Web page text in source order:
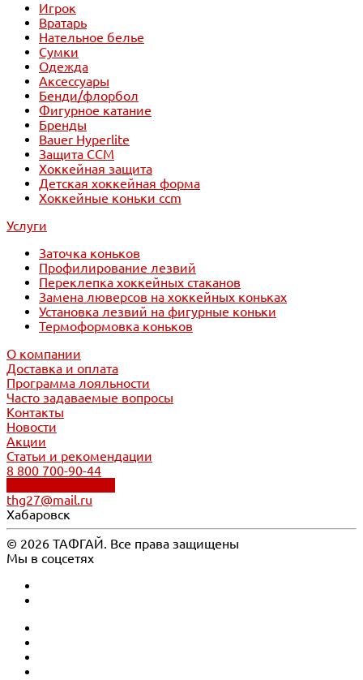
Игрок
Вратарь
Нательное белье
Сумки
Одежда
Аксессуары
Бенди/флорбол
Фигурное катание
Бренды
Bauer Hyperlite
Защита CCM
Хоккейная защита
Детская хоккейная форма
Хоккейные коньки ccm
Услуги
Заточка коньков
Профилирование лезвий
Переклепка хоккейных стаканов
Замена люверсов на хоккейных коньках
Установка лезвий на фигурные коньки
Термоформовка коньков
О компании
Доставка и оплата
Программа лояльности
Часто задаваемые вопросы
Контакты
Новости
Акции
Статьи и рекомендации
8 800 700-90-44
thg27@mail.ru
Хабаровск
© 2026 ТАФГАЙ. Все права защищены
Мы в соцсетях